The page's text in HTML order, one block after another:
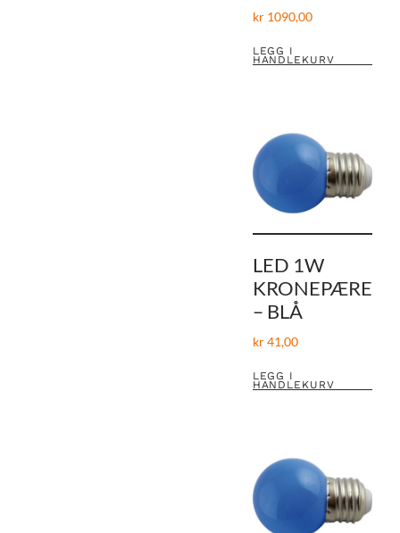
kr1090,00
LEGG I
HANDLEKURV
LED 1W
KRONEPÆRE
– BLÅ
kr41,00
LEGG I
HANDLEKURV